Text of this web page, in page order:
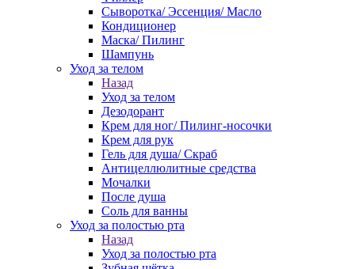
Сыворотка/ Эссенция/ Масло
Кондиционер
Маска/ Пилинг
Шампунь
Уход за телом
Назад
Уход за телом
Дезодорант
Крем для ног/ Пилинг-носочки
Крем для рук
Гель для душа/ Скраб
Антицеллюлитные средства
Мочалки
После душа
Соль для ванны
Уход за полостью рта
Назад
Уход за полостью рта